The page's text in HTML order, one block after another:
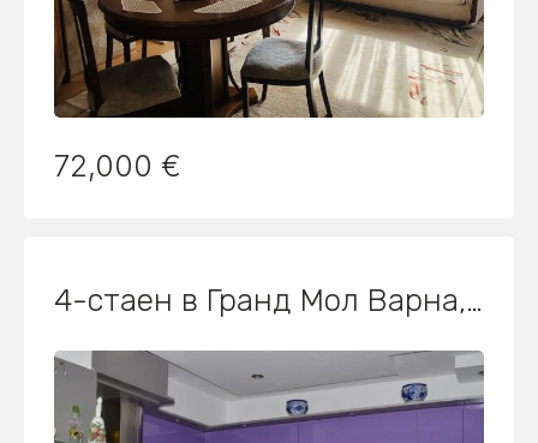
72,000 €
4-стаен в Гранд Мол Варна, Варна